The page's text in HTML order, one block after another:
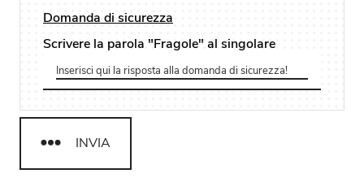
Domanda di sicurezza
Scrivere la parola "Fragole" al singolare
INVIA